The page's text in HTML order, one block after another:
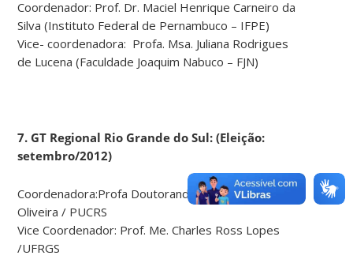
Coordenador: Prof. Dr. Maciel Henrique Carneiro da
Silva (Instituto Federal de Pernambuco – IFPE)
Vice- coordenadora: Profa. Msa. Juliana Rodrigues
de Lucena (Faculdade Joaquim Nabuco – FJN)
7. GT Regional Rio Grande do Sul: (Eleição:
setembro/2012)
Coordenadora:Profa Doutoranda. Daniela Garces de
Oliveira / PUCRS
Vice Coordenador: Prof. Me. Charles Ross Lopes
/UFRGS